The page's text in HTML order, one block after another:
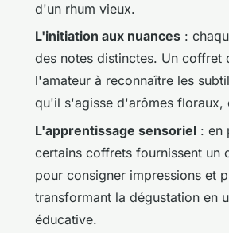
d'un rhum vieux.
L'initiation aux nuances :
des notes distinctes. Un coffret
l'amateur à reconnaître les
qu'il s'agisse d'arômes floraux,
L'apprentissage sensoriel : en
certains coffrets fournissent un
pour consigner impressions et
transformant la dégustation en
éducative.